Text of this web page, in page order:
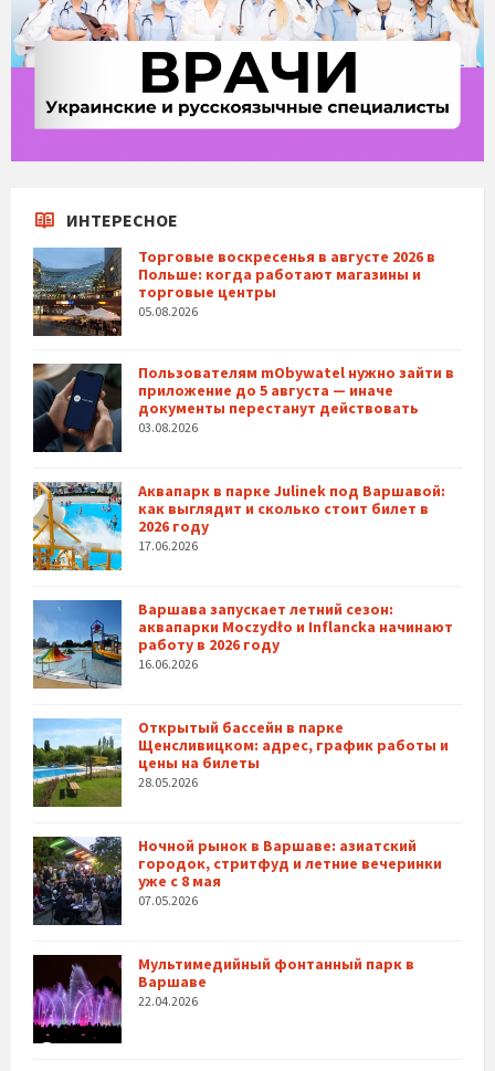
ИНТЕРЕСНОЕ
Торговые воскресенья в августе 2026 в
Польше: когда работают магазины и
торговые центры
05.08.2026
Пользователям mObywatel нужно зайти в
приложение до 5 августа — иначе
документы перестанут действовать
03.08.2026
Аквапарк в парке Julinek под Варшавой:
как выглядит и сколько стоит билет в
2026 году
17.06.2026
Варшава запускает летний сезон:
аквапарки Moczydło и Inflancka начинают
работу в 2026 году
16.06.2026
Открытый бассейн в парке
Щенсливицком: адрес, график работы и
цены на билеты
28.05.2026
Ночной рынок в Варшаве: азиатский
городок, стритфуд и летние вечеринки
уже с 8 мая
07.05.2026
Мультимедийный фонтанный парк в
Варшаве
22.04.2026